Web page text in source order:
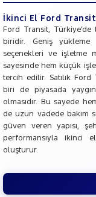
MITSUBISHI
MOTORSIKLET
NISSAN
OPEL
PEUGEOT
RENAULT
SEAT
SKODA
SSANGYONG
İkinci El Ford
Ford Transit,
biridir. Geniş yükleme
seçenekleri ve işletme
sayesinde hem küçük
tercih edilir. Satılık
biri de piyasada
olmasıdır. Bu sayede
de uzun vadede bakım
güven veren yapısı,
performansıyla ikinci
oluşturur.